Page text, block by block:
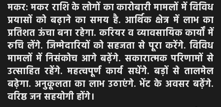
मकर: मकर राशि के लोगों का कारोबारी मामलों में विविध
प्रयासों को बढ़ाने का समय है. आर्थिक क्षेत्र में लाभ का
प्रतिशत ऊंचा बना रहेगा. करियर व व्यावसायिक कार्यों में
रुचि लेंगे. जिम्मेदारियों को सहजता से पूरा करेंगे. विविध
मामलों में निसंकोच आगे बढ़ेंगे. सकारात्मक परिणामों से
उत्साहित रहेंगे. महत्वपूर्ण कार्य सधेंगे. बड़ों से तालमेल
बढ़ेगा. अनुकूलता का लाभ उठाएंगे. भेंट के अवसर बढ़ेंगे.
वरिष्ठ जन सहयोगी होंगे।